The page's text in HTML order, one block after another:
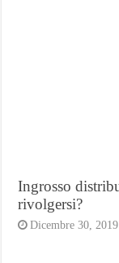
Ingrosso
rivolgersi?
Dicembre 30, 2019